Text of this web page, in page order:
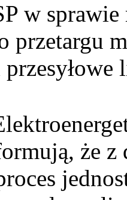
w sprawie
przetargu
że